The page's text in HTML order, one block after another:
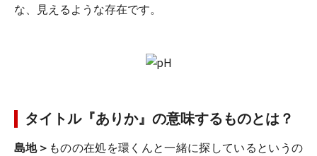
な、見えるような存在です。
タイトル『ありか』の意味するものとは？
島地＞ ものの在処を環くんと一緒に探しているというの